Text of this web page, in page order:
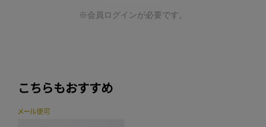
※会員ログインが必要です。
こちらもおすすめ